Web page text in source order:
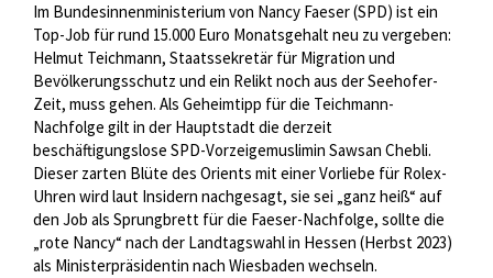
Im Bundesinnenministerium von Nancy Faeser (SPD) ist ein
Top-Job für rund 15.000 Euro Monatsgehalt neu zu vergeben:
Helmut Teichmann, Staatssekretär für Migration und
Bevölkerungsschutz und ein Relikt noch aus der Seehofer-
Zeit, muss gehen. Als Geheimtipp für die Teichmann-
Nachfolge gilt in der Hauptstadt die derzeit
beschäftigungslose SPD-Vorzeigemuslimin Sawsan Chebli.
Dieser zarten Blüte des Orients mit einer Vorliebe für Rolex-
Uhren wird laut Insidern nachgesagt, sie sei „ganz heiß“ auf
den Job als Sprungbrett für die Faeser-Nachfolge, sollte die
„rote Nancy“ nach der Landtagswahl in Hessen (Herbst 2023)
als Ministerpräsidentin nach Wiesbaden wechseln.